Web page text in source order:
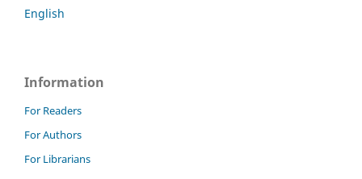
English
Information
For Readers
For Authors
For Librarians